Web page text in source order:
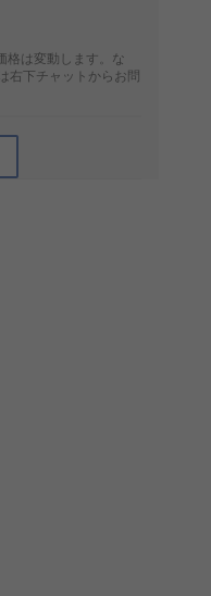
格は変動します。な
右下チャットからお問